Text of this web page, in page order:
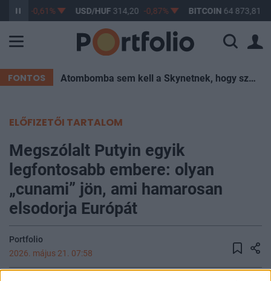
-0,61% USD/HUF 314,20 -0,87% BITCOIN 64 873,81
FONTOS Atombomba sem kell a Skynetnek, hogy szétégessen minket – elég egy hőkupola
ELŐFIZETŐI TARTALOM
Megszólalt Putyin egyik
legfontosabb embere: olyan
„cunami” jön, ami hamarosan
elsodorja Európát
Portfolio
2026. május 21. 07:58